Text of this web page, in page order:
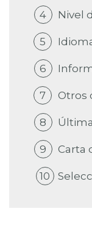
4 Nivel
5
6
7 Otros
8
9 Carta
10